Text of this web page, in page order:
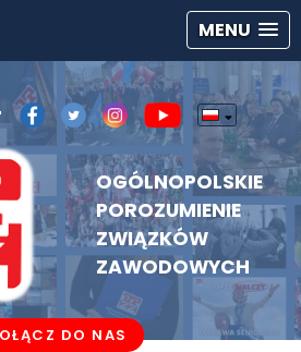
MENU
OGÓLNOPOLSKIE
POROZUMIENIE
ZWIĄZKÓW
ZAWODOWYCH
DO NAS